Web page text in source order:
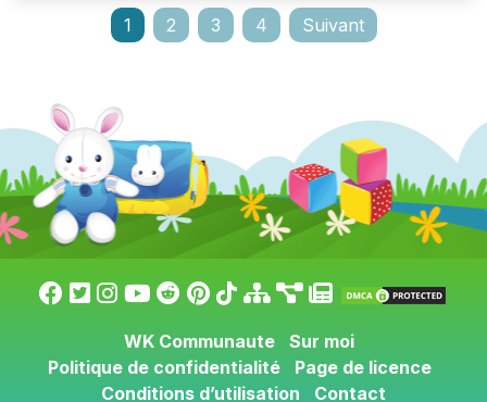
Pagination
1 2 3 4 Suivant
WK Communaute
Sur moi
Politique de confidentialité
Page de licence
Conditions d’utilisation
Contact